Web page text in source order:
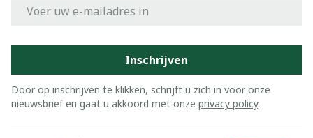
Inschrijven
Door op inschrijven te klikken, schrijft u zich in voor onze
nieuwsbrief en gaat u akkoord met onze privacy policy.